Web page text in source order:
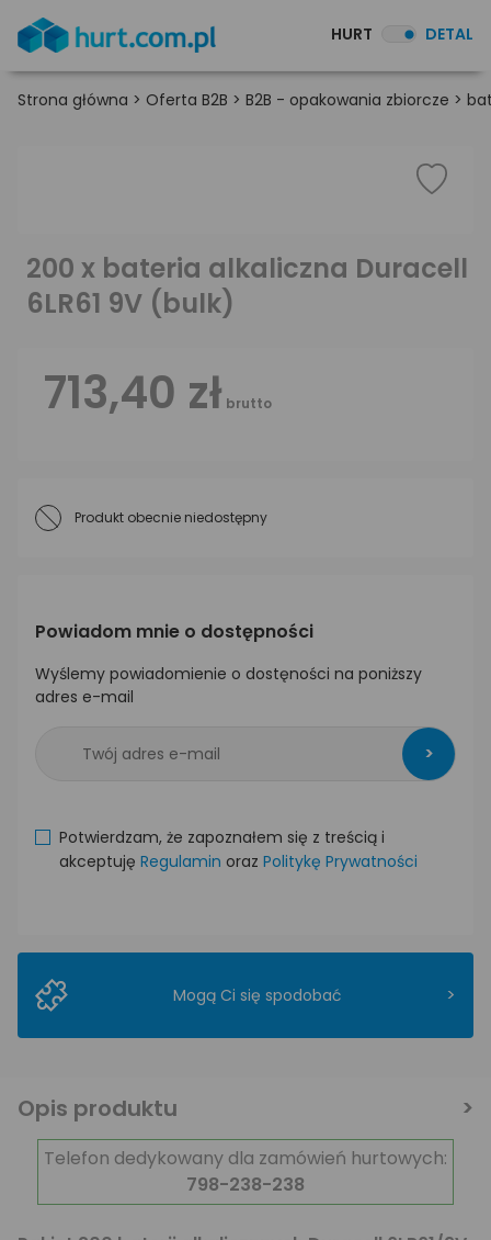
HURT DETAL
Strona główna > Oferta B2B > B2B - opakowania zbiorcze >
200 x bateria alkaliczna Duracell
6LR61 9V (bulk)
713,40 zł brutto
Produkt obecnie niedostępny
Powiadom mnie o dostępności
Wyślemy powiadomienie o dostęności na poniższy
adres e-mail
>
Potwierdzam, że zapoznałem się z treścią i
akceptuję Regulamin oraz Politykę Prywatności
Mogą Ci się spodobać >
Opis produktu
Telefon dedykowany dla zamówień hurtowych:
798-238-238